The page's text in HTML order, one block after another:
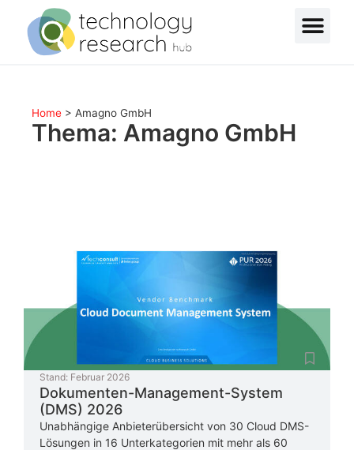
Home > Amagno GmbH
Thema: Amagno GmbH
Stand: Februar 2026
Dokumenten-Management-System
(DMS) 2026
Unabhängige Anbieterübersicht von 30 Cloud DMS-
Lösungen in 16 Unterkategorien mit mehr als 60